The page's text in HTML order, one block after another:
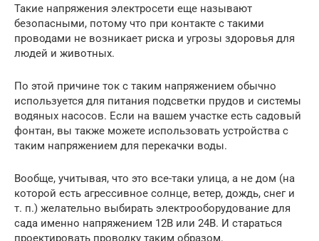
Такие напряжения электросети еще называют
безопасными, потому что при контакте с такими
проводами не возникает риска и угрозы здоровья для
людей и животных.
По этой причине ток с таким напряжением обычно
используется для питания подсветки прудов и системы
водяных насосов. Если на вашем участке есть садовый
фонтан, вы также можете использовать устройства с
таким напряжением для перекачки воды.
Вообще, учитывая, что это все-таки улица, а не дом (на
которой есть агрессивное солнце, ветер, дождь, снег и
т. п.) желательно выбирать электрооборудование для
сада именно напряжением 12В или 24В. И стараться
проектировать проводку таким образом.